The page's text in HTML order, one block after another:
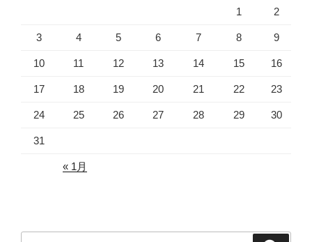
1 2
3 4 5 6 7 8 9
10 11 12 13 14 15 16
17 18 19 20 21 22 23
24 25 26 27 28 29 30
31
« 1月